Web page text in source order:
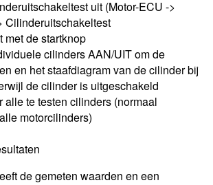
uit (Motor-ECU ->
Cilinderuitschakeltest
met de startknop
cilinders AAN/UIT om de
en het staafdiagram van de cilinder bij
de cilinder is uitgeschakeld
alle te testen cilinders (normaal
motorcilinders)
de gemeten waarden en een